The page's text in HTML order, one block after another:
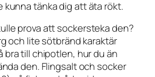
kunna tänka dig att äta rökt.
prova att sockersteka den?
och lite sötbränd karaktär
bra till chipotlen, hur du än
den. Flingsalt och socker